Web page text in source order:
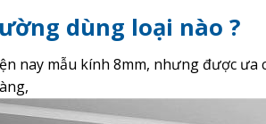
dùng loại nào ?
nay mẫu kính 8mm, nhưng được